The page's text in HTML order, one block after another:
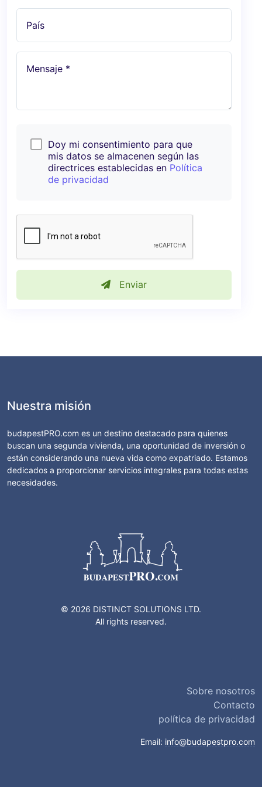
País
Mensaje *
Doy mi consentimiento para que
mis datos se almacenen según las
directrices establecidas en Política
de privacidad
Enviar
Nuestra misión
budapestPRO.com es un destino destacado para quienes
buscan una segunda vivienda, una oportunidad de inversión o
están considerando una nueva vida como expatriado. Estamos
dedicados a proporcionar servicios integrales para todas estas
necesidades.
© 2026 DISTINCT SOLUTIONS LTD.
All rights reserved.
Sobre nosotros
Contacto
política de privacidad
Email: info@budapestpro.com